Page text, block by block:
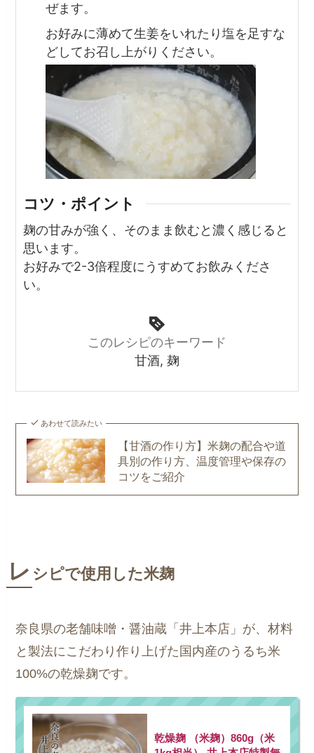
ぜます。
お好みに薄めて生姜をいれたり塩を足すな
どしてお召し上がりください。
コツ・ポイント
麹の甘みが強く、そのまま飲むと濃く感じると
思います。
お好みで2-3倍程度にうすめてお飲みくださ
い。
このレシピのキーワード
甘酒, 麹
あわせて読みたい
【甘酒の作り方】米麹の配合や道
具別の作り方、温度管理や保存の
コツをご紹介
レ シピで使用した米麹
奈良県の老舗味噌・醤油蔵「井上本店」が、材料
と製法にこだわり作り上げた国内産のうるち米
100%の乾燥麹です。
乾燥麹 （米麹）860g（米